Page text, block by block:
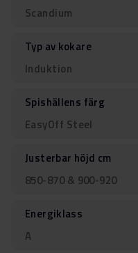
Scandium
Typ av kokare
Induktion
Spishällens färg
EasyOff Steel
Justerbar höjd cm
850-870 & 900-920
Energiklass
A